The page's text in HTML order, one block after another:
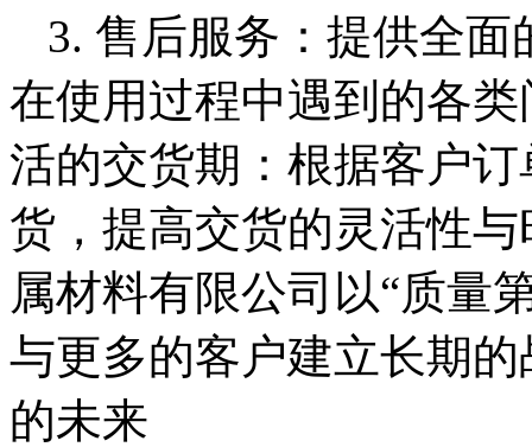
3. 售后服务：提供全
在使用过程中遇到的各
活的交货期：根据客户
货，提高交货的灵活性
属材料有限公司以“质量
与更多的客户建立长期
的未来